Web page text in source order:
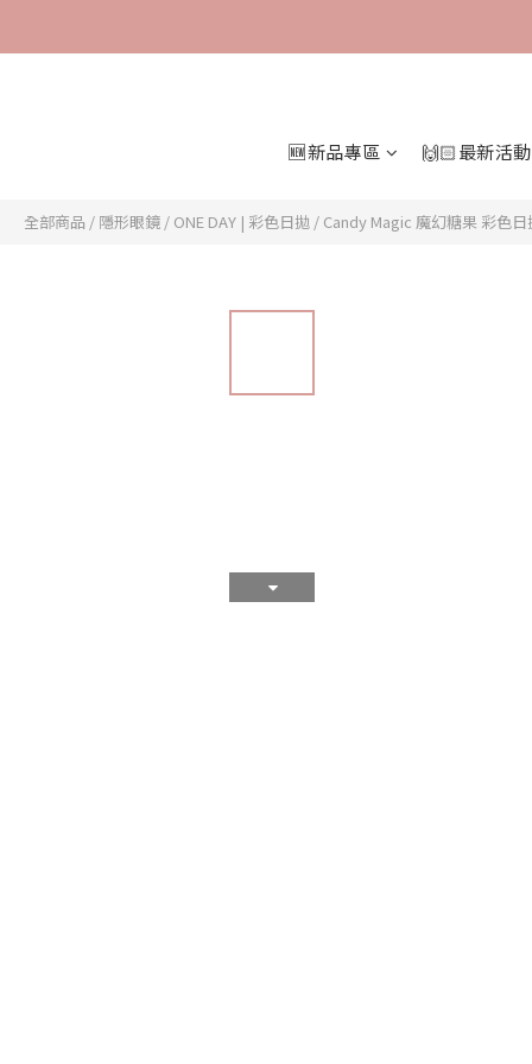
🆕新品專區 🙌🏻最新活動
全部商品 / 隱形眼鏡 / ONE DAY | 彩色日拋 / Candy Magic 魔幻糖果 彩色日